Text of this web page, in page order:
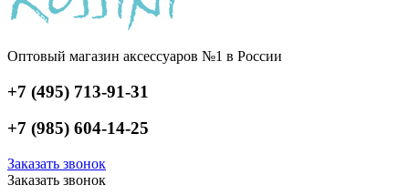
Оптовый магазин аксессуаров №1 в России
+7 (495) 713-91-31
+7 (985) 604-14-25
Заказать звонок
Заказать звонок